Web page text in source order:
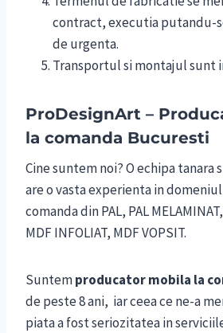
contract, executia putandu-
de urgenta.
Transportul si montajul sunt
ProDesignArt –
la comanda Bucuresti
Cine suntem noi? O echipa tanara
are o vasta experienta in
comanda din PAL, PAL
MDF INFOLIAT, MDF VOPSIT.
Suntemproducator mobila la
de peste 8 ani, iar ceea ce ne-a
piata a fost seriozitatea in